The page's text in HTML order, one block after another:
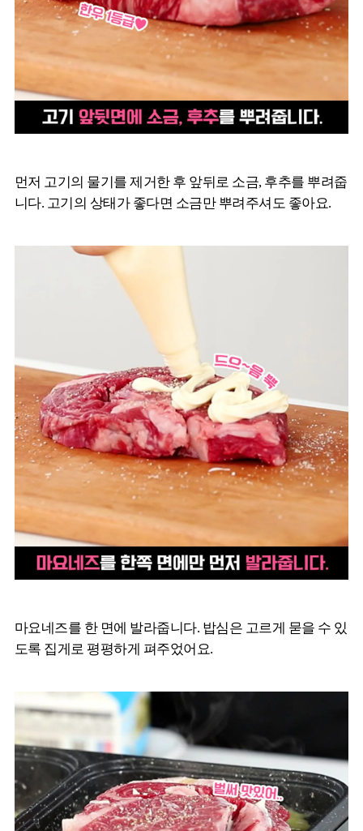
먼저 고기의 물기를 제거한 후 앞뒤로 소금, 후추를 뿌려줍
니다. 고기의 상태가 좋다면 소금만 뿌려주셔도 좋아요.
마요네즈를 한 면에 발라줍니다. 밥심은 고르게 묻을 수 있
도록 집게로 평평하게 펴주었어요.